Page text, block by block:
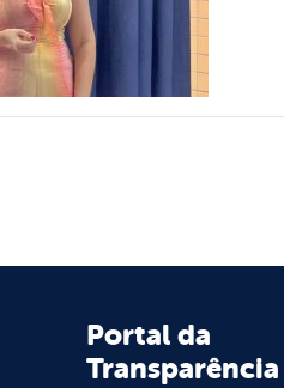
Portal da
Transparência